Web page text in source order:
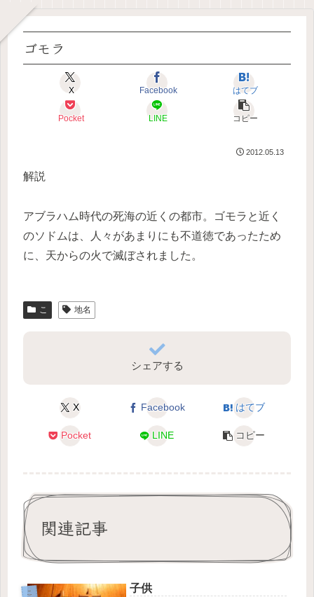
ゴモラ
X Facebook はてブ
Pocket LINE コピー
2012.05.13
解説
アブラハム時代の死海の近くの都市。ゴモラと近く
のソドムは、人々があまりにも不道徳であったため
に、天からの火で滅ぼされました。
こ 地名
シェアする
X Facebook はてブ
Pocket LINE コピー
関連記事
こ 子供